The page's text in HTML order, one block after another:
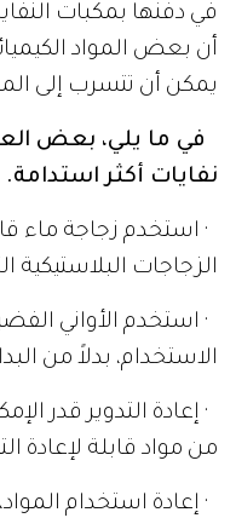
في دفنها بمكبات
أن بعض المواد
يمكن أن تتسرب إلى
في ما يلي، بعض
نفايات أكثر استدامة.
· استخدم زجاجة ماء
الزجاجات البلاستيكية
· استخدم الأواني
الاستخدام، بدلاً من
· إعادة التدوير قدر
من مواد قابلة لإعادة
· إعادة استخدام